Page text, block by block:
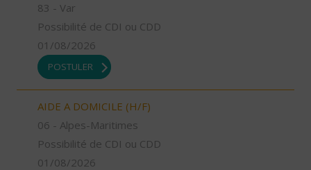
83 - Var
Possibilité de CDI ou CDD
01/08/2026
POSTULER
AIDE A DOMICILE (H/F)
06 - Alpes-Maritimes
Possibilité de CDI ou CDD
01/08/2026